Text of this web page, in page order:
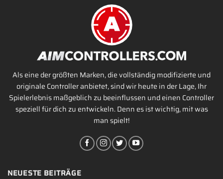
Als eine der größten Marken, die vollständig modifizierte und
originale Controller anbietet, sind wir heute in der Lage, Ihr
Spielerlebnis maßgeblich zu beeinflussen und einen Controller
speziell für dich zu entwickeln. Denn es ist wichtig, mit was
man spielt!
NEUESTE BEITRÄGE